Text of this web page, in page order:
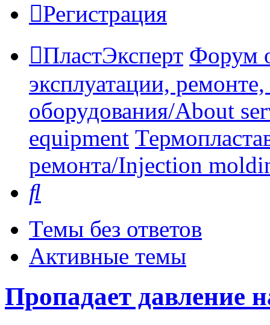
Регистрация
ПластЭксперт Форум
эксплуатации,
оборудования/About
equipment
ремонта/Injection
Темы без ответов
Активные темы
Пропадает давление